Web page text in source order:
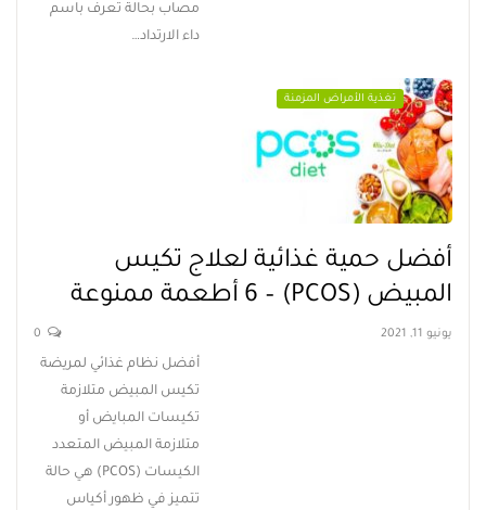
مصاب بحالة تعرف باسم
داء الارتداد…
تغذية الأمراض المزمنة
أفضل حمية غذائية لعلاج تكيس
المبيض (PCOS) – 6 أطعمة ممنوعة
يونيو 11, 2021
أفضل نظام غذائي لمريضة
تكيس المبيض متلازمة
تكيسات المبايض أو
متلازمة المبيض المتعدد
الكيسات (PCOS) هي حالة
تتميز في ظهور أكياس